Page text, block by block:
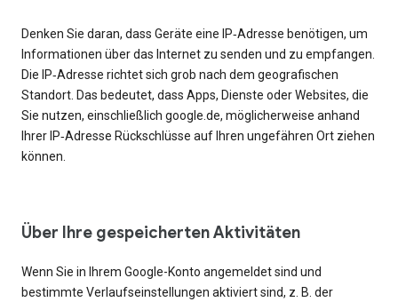
Denken Sie daran, dass Geräte eine IP‑Adresse benötigen, um
Informationen über das Internet zu senden und zu empfangen.
Die IP‑Adresse richtet sich grob nach dem geografischen
Standort. Das bedeutet, dass Apps, Dienste oder Websites, die
Sie nutzen, einschließlich google.de, möglicherweise anhand
Ihrer IP‑Adresse Rückschlüsse auf Ihren ungefähren Ort ziehen
können.
Über Ihre gespeicherten Aktivitäten
Wenn Sie in Ihrem Google-Konto angemeldet sind und
bestimmte Verlaufseinstellungen aktiviert sind, z. B. der